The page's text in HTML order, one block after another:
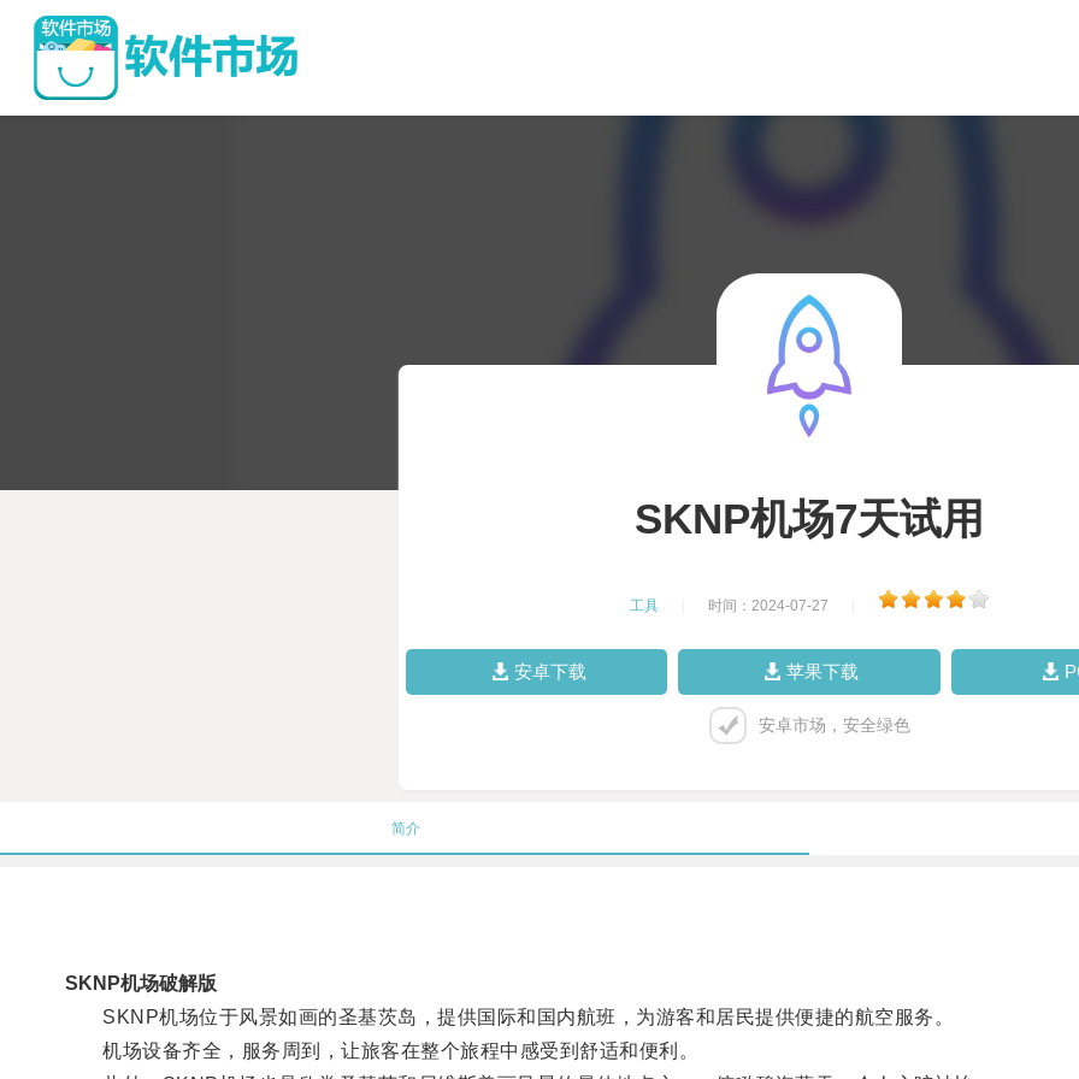
SKNP机场7天试用
工具 时间：2024-07-27
安卓下载 苹果下载
安卓市场，安全绿色
简介
SKNP机场破解版
SKNP机场位于风景如画的圣基茨岛，提供国际和国内航班，为游客和居民提供便捷的航空服务。
机场设备齐全，服务周到，让旅客在整个旅程中感受到舒适和便利。